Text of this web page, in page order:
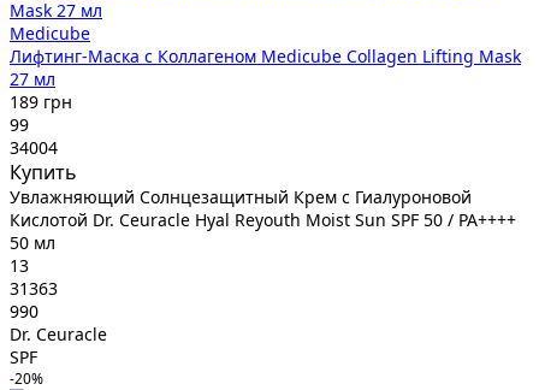
Medicube
Лифтинг-Маска с Коллагеном Medicube Collagen Lifting Mask
27 мл
189 грн
99
34004
Купить
Увлажняющий Солнцезащитный Крем с Гиалуроновой
Кислотой Dr. Ceuracle Hyal Reyouth Moist Sun SPF 50 / PA++++
50 мл
13
31363
990
Dr. Ceuracle
SPF
-20%